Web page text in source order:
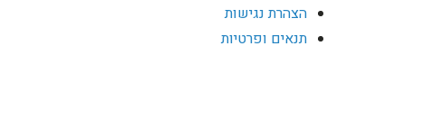
הצהרת נגישות
תנאים ופרטיות